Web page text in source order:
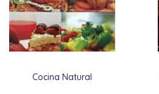
Cocina Natural